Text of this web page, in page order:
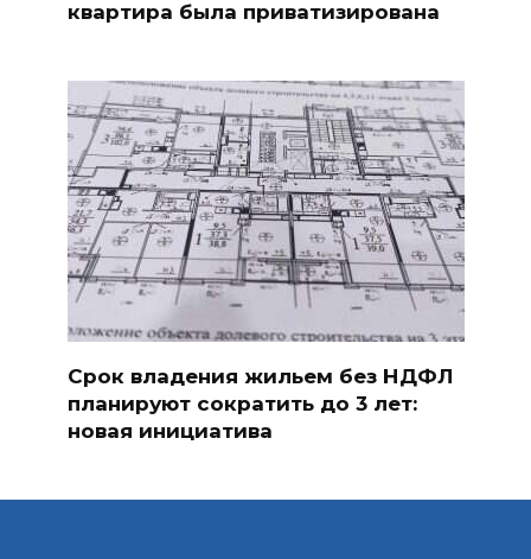
квартира была приватизирована
Срок владения жильем без НДФЛ
планируют сократить до 3 лет:
новая инициатива